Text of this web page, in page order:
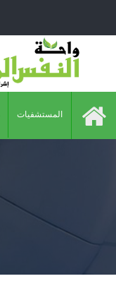
المستشفيات